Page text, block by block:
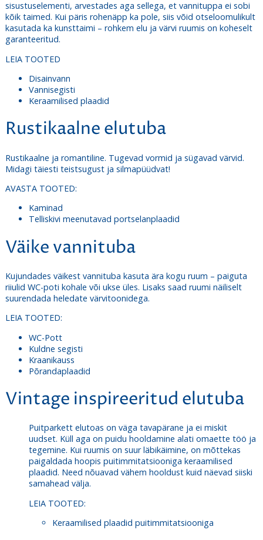
sisustuselementi, arvestades aga sellega, et vannituppa ei sobi
kõik taimed. Kui päris rohenäpp ka pole, siis võid otseloomulikult
kasutada ka kunsttaimi – rohkem elu ja värvi ruumis on koheselt
garanteeritud.
LEIA TOOTED
Disainvann
Vannisegisti
Keraamilised plaadid
Rustikaalne elutuba
Rustikaalne ja romantiline. Tugevad vormid ja sügavad värvid.
Midagi täiesti teistsugust ja silmapüüdvat!
AVASTA TOOTED:
Kaminad
Telliskivi meenutavad portselanplaadid
Väike vannituba
Kujundades väikest vannituba kasuta ära kogu ruum – paiguta
riiulid WC-poti kohale või ukse üles. Lisaks saad ruumi näiliselt
suurendada heledate värvitoonidega.
LEIA TOOTED:
WC-Pott
Kuldne segisti
Kraanikauss
Põrandaplaadid
Vintage inspireeritud elutuba
Puitparkett elutoas on väga tavapärane ja ei miskit
uudset. Küll aga on puidu hooldamine alati omaette töö ja
tegemine. Kui ruumis on suur läbikäimine, on mõttekas
paigaldada hoopis puitimmitatsiooniga keraamilised
plaadid. Need nõuavad vähem hooldust kuid näevad siiski
samahead välja.
LEIA TOOTED:
Keraamilised plaadid puitimmitatsiooniga